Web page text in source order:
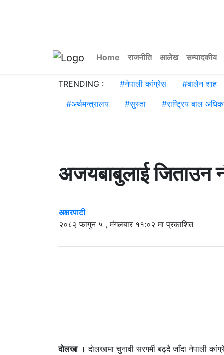
Home राजनीति आलेख सम्पादकीय
TRENDING : #नेपाली कांग्रेस #बालेन शाह
#अर्थमन्त्रालय #सुस्ता #राष्ट्रिय बाल
अजयबाबुलाई जिताउन
अक्षरपाटी
२०८२ फागुन ५ , मंगलबार ११:०२ मा प्रकाशित
दोलखा। दोलखामा चुनावी सरगर्मी बढ्दै जाँदा नेपाली